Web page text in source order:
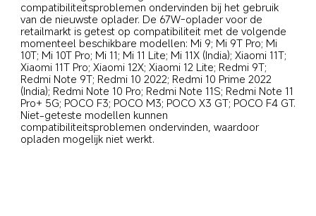
compatibiliteitsproblemen ondervinden bij het gebruik
van de nieuwste oplader. De 67W-oplader voor de
retailmarkt is getest op compatibiliteit met de volgende
momenteel beschikbare modellen: Mi 9; Mi 9T Pro; Mi
10T; Mi 10T Pro; Mi 11; Mi 11 Lite; Mi 11X (India); Xiaomi 11T;
Xiaomi 11T Pro; Xiaomi 12X; Xiaomi 12 Lite; Redmi 9T;
Redmi Note 9T; Redmi 10 2022; Redmi 10 Prime 2022
(India); Redmi Note 10 Pro; Redmi Note 11S; Redmi Note 11
Pro+ 5G; POCO F3; POCO M3; POCO X3 GT; POCO F4 GT.
Niet-geteste modellen kunnen
compatibiliteitsproblemen ondervinden, waardoor
opladen mogelijk niet werkt.